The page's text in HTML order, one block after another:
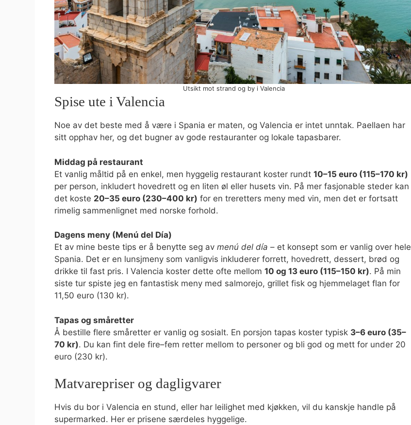
Utsikt mot strand og by i Valencia
Spise ute i Valencia
Noe av det beste med å være i Spania er maten, og Valencia er intet unntak. Paellaen har
sitt opphav her, og det bugner av gode restauranter og lokale tapasbarer.
Middag på restaurant
Et vanlig måltid på en enkel, men hyggelig restaurant koster rundt 10–15 euro (115–170 kr)
per person, inkludert hovedrett og en liten øl eller husets vin. På mer fasjonable steder kan
det koste 20–35 euro (230–400 kr) for en treretters meny med vin, men det er fortsatt
rimelig sammenlignet med norske forhold.
Dagens meny (Menú del Día)
Et av mine beste tips er å benytte seg av menú del día – et konsept som er vanlig over hele
Spania. Det er en lunsjmeny som vanligvis inkluderer forrett, hovedrett, dessert, brød og
drikke til fast pris. I Valencia koster dette ofte mellom 10 og 13 euro (115–150 kr). På min
siste tur spiste jeg en fantastisk meny med salmorejo, grillet fisk og hjemmelaget flan for
11,50 euro (130 kr).
Tapas og småretter
Å bestille flere småretter er vanlig og sosialt. En porsjon tapas koster typisk 3–6 euro (35–
70 kr). Du kan fint dele fire–fem retter mellom to personer og bli god og mett for under 20
euro (230 kr).
Matvarepriser og dagligvarer
Hvis du bor i Valencia en stund, eller har leilighet med kjøkken, vil du kanskje handle på
supermarked. Her er prisene særdeles hyggelige.